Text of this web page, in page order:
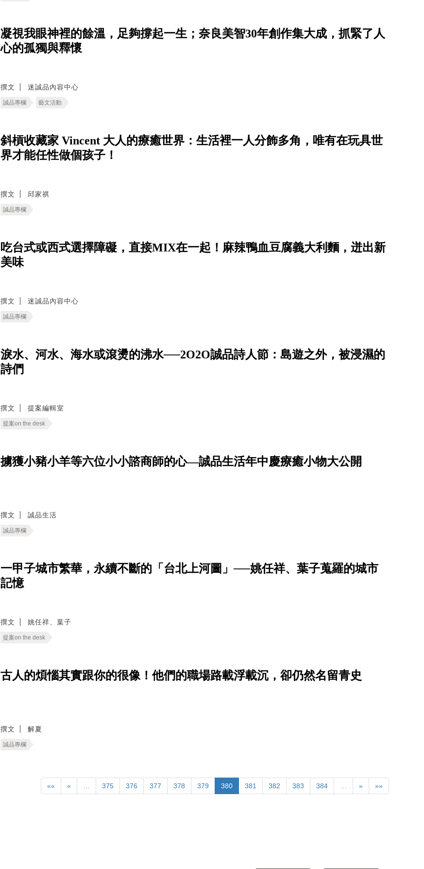
凝視我眼神裡的餘溫，足夠撐起一生；奈良美智30年創作集大成，抓緊了人
心的孤獨與釋懷
撰文 迷誠品內容中心
誠品專欄 藝文活動
斜槓收藏家 Vincent 大人的療癒世界：生活裡一人分飾多角，唯有在玩具世
界才能任性做個孩子！
撰文 邱家祺
誠品專欄
吃台式或西式選擇障礙，直接MIX在一起！麻辣鴨血豆腐義大利麵，迸出新
美味
撰文 迷誠品內容中心
誠品專欄
淚水、河水、海水或滾燙的沸水──2O2O誠品詩人節：島遊之外，被浸濕的
詩們
撰文 提案編輯室
提案on the desk
擄獲小豬小羊等六位小小諮商師的心—誠品生活年中慶療癒小物大公開
撰文 誠品生活
誠品專欄
一甲子城市繁華，永續不斷的「台北上河圖」──姚任祥、葉子蒐羅的城市
記憶
撰文 姚任祥、葉子
提案on the desk
古人的煩惱其實跟你的很像！他們的職場路載浮載沉，卻仍然名留青史
撰文 解夏
誠品專欄
«« « … 375 376 377 378 379 380 381 382 383 384 … » »»